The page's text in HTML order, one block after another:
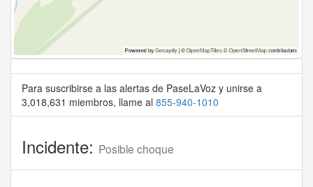
Para suscribirse a las alertas de PaseLaVoz y unirse a
3,018,631 miembros, llame al 855-940-1010
Incidente: Posible choque